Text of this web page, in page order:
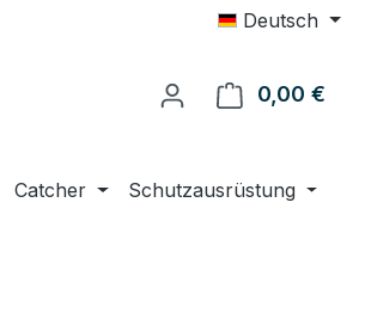
Deutsch
0,00 €
Catcher
Schutzausrüstung